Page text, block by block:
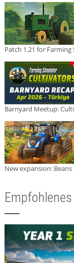
Patch 1.21 for
Barnyard Meetup:
New expansion:
Empfohlenes